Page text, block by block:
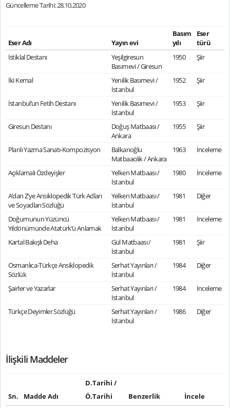
Güncelleme Tarihi: 28.10.2020
Eser Adı Yayın evi
Basım
yılı
Eser
türü
İstiklal Destanı
Yeşilgiresun
Basımevi / Giresun
1950 Şiir
İki Kemal
Yenilik Basımevi /
İstanbul
1952 Şiir
İstanbul’un Fetih Destanı
Yenilik Basımevi /
İstanbul
1953 Şiir
Giresun Destanı
Doğuş Matbaası /
Ankara
1955 Şiir
Planlı Yazma Sanatı-Kompozisyon
Balkanoğlu
Matbaacılık / Ankara
1963 İnceleme
Açıklamalı Özdeyişler
Yelken Matbaası /
İstanbul
1980 İnceleme
A’dan Z’ye Ansiklopedik Türk Adları
ve Soyadları Sözlüğü
Yelken Matbaası /
İstanbul
1981 Diğer
Doğumunun Yüzüncü
Yıldönümünde Atatürk’ü Anlamak
Yelken Matbaası /
İstanbul
1981 İnceleme
Kartal Bakışlı Deha
Gül Matbaası /
İstanbul
1981 Şiir
Osmanlıca-Türkçe Ansiklopedik
Sözlük
Serhat Yayınları /
İstanbul
1984 Diğer
Şairler ve Yazarlar
Serhat Yayınları /
İstanbul
1984 İnceleme
Türkçe Deyimler Sözlüğü
Serhat Yayınları /
İstanbul
1986 Diğer
İlişkili Maddeler
Sn. Madde Adı
D.Tarihi /
Ö.Tarihi
Benzerlik
İncele